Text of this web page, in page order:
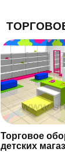
Торговое
детских